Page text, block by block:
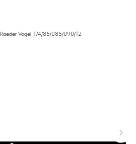
Vogel 174/85/085/090/12